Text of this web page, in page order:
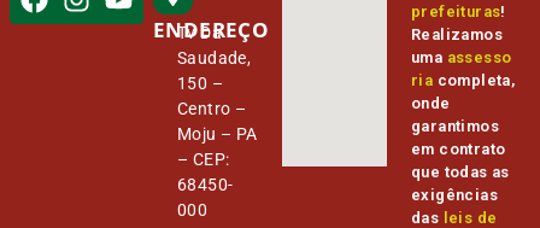
ENDEREÇO
Tv Da
Saudade,
150 –
Centro –
Moju – PA
– CEP:
68450-
000
prefeituras!
Realizamos
uma assesso
ria completa,
onde
garantimos
em contrato
que todas as
exigências
das leis de